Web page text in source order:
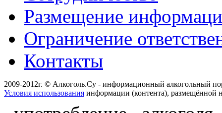
Размещение
Ограничение
Контакты
2009-2012г. © Алкоголь.Су - информационный алкогольный
Условия использования информации (контента), размещённой